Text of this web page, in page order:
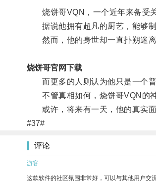
烧饼哥VQN，一个近年来备受关
据说他拥有超凡的厨艺，能够制
然而，他的身世却一直扑朔迷离
烧饼哥官网下载
而更多的人则认为他只是一个普
不管真相如何，烧饼哥VQN的神
或许，将来有一天，他的真实面
#37#
评论
游客
这款软件的社区氛围非常好，可以与其他用户交